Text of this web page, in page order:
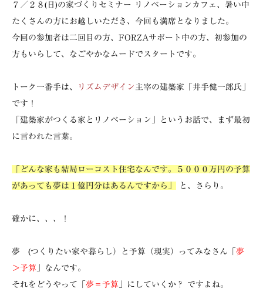
７／２８(日)の家づくりセミナー リノベーションカフェ、暑い中
たくさんの方にお越しいただき、今回も満席となりました。
今回の参加者は二回目の方、FORZAサポート中の方、初参加の
方もいらして、なごやかなムードでスタートです。
トーク一番手は、 リズムデザイン 主宰の建築家「井手健一郎氏」
です！
「建築家がつくる家とリノベーション」というお話で、まず最初
に言われた言葉。
「どんな家も結局ローコスト住宅なんです。５０００万円の予算
があっても夢は１億円分はあるんですから」
と、さらり。
確かに、、、！
夢 (つくりたい家や暮らし）と予算（現実） ってみなさん「 夢
＞予算 」なんです。
それをどうやって「 夢＝予算 」にしていくか？ ですよね。